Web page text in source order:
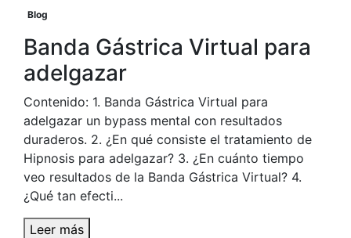
Blog
Banda Gástrica Virtual para
adelgazar
Contenido: 1. Banda Gástrica Virtual para
adelgazar un bypass mental con resultados
duraderos. 2. ¿En qué consiste el tratamiento de
Hipnosis para adelgazar? 3. ¿En cuánto tiempo
veo resultados de la Banda Gástrica Virtual? 4.
¿Qué tan efecti...
Leer más